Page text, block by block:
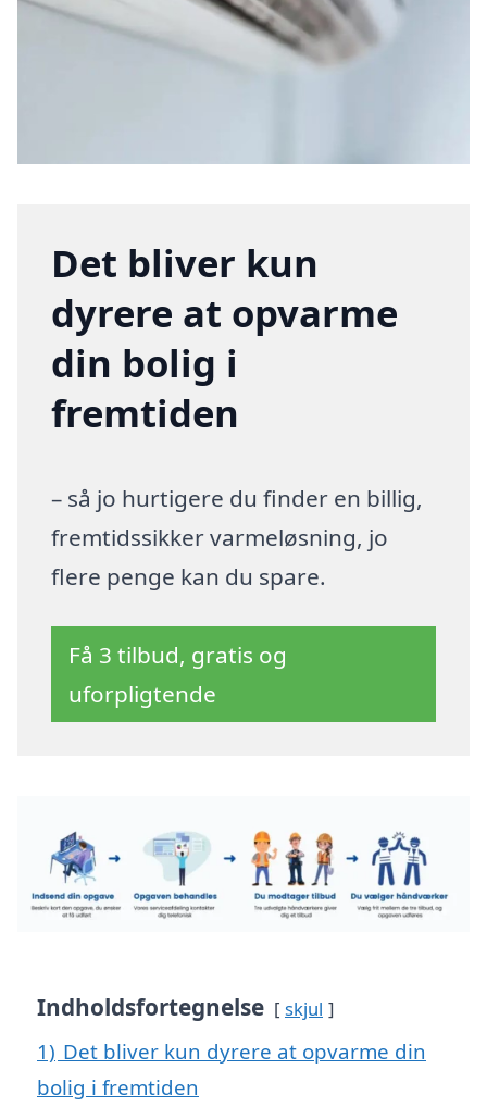
Det bliver kun
dyrere at opvarme
din bolig i
fremtiden
– så jo hurtigere du finder en billig,
fremtidssikker varmeløsning, jo
flere penge kan du spare.
Få 3 tilbud, gratis og
uforpligtende
Indholdsfortegnelse skjul
1) Det bliver kun dyrere at opvarme din
bolig i fremtiden